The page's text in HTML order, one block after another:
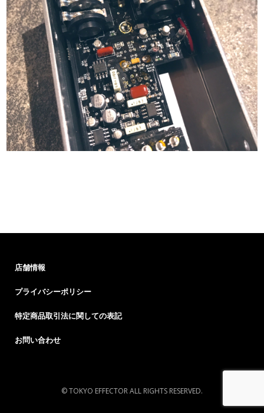
店舗情報
プライバシーポリシー
特定商品取引法に関しての表記
お問い合わせ
© TOKYO EFFECTOR ALL RIGHTS RESERVED.